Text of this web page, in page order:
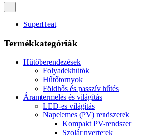
≡
SuperHeat
Termékkategóriák
Hűtőberendezések
Folyadékhűtők
Hűtőtornyok
Földhős és passzív hűtés
Áramtermelés és világítás
LED-es világítás
Napelemes (PV) rendszerek
Kompakt PV-rendszer
Szolárinverterek